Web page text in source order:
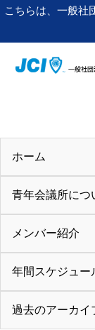
こちらは、一般社
ホーム
青年会議所につ
メンバー紹介
年間スケジュー
過去のアーカイ